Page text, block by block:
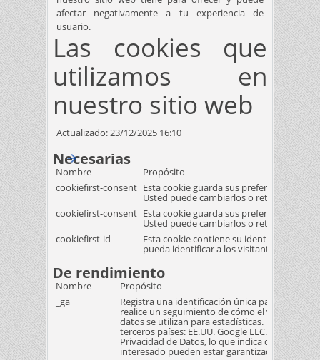
afectar negativamente a tu experiencia de
usuario.
Las cookies que
utilizamos en
nuestro sitio web
Actualizado:23/12/2025 16:10
Necesarias
Nombre
Propósito
cookiefirst-consent Esta cookie guarda sus preferencias de
Usted puede cambiarlos o retirar su
cookiefirst-consent Esta cookie guarda sus preferencias de
Usted puede cambiarlos o retirar su
cookiefirst-id
Esta cookie contiene su identificación
pueda identificar a los visitantes únicos
De rendimiento
Nombre
Propósito
_ga
Registra una identificación única para que un
realice un seguimiento de cómo el visitante
datos se utilizan para estadísticas.
terceros países: EE.UU. Google LLC. está
Privacidad de Datos, lo que indica que sus
interesado pueden estar garantizados.